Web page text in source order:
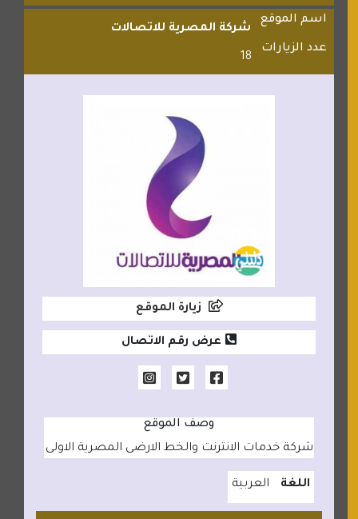
اسم الموقع
شركة المصرية للاتصالات
عدد الزيارات
18
زيارة الموقع
عرض رقم الاتصال
وصف الموقع
شركة خدمات الانترنت والخط الارضى المصرية الاولى
اللغة العربية